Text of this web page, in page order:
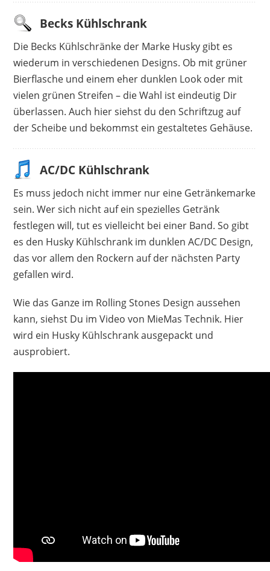
Becks Kühlschrank
Die Becks Kühlschränke der Marke Husky gibt es
wiederum in verschiedenen Designs. Ob mit grüner
Bierflasche und einem eher dunklen Look oder mit
vielen grünen Streifen – die Wahl ist eindeutig Dir
überlassen. Auch hier siehst du den Schriftzug auf
der Scheibe und bekommst ein gestaltetes Gehäuse.
AC/DC Kühlschrank
Es muss jedoch nicht immer nur eine Getränkemarke
sein. Wer sich nicht auf ein spezielles Getränk
festlegen will, tut es vielleicht bei einer Band. So gibt
es den Husky Kühlschrank im dunklen AC/DC Design,
das vor allem den Rockern auf der nächsten Party
gefallen wird.
Wie das Ganze im Rolling Stones Design aussehen
kann, siehst Du im Video von MieMas Technik. Hier
wird ein Husky Kühlschrank ausgepackt und
ausprobiert.